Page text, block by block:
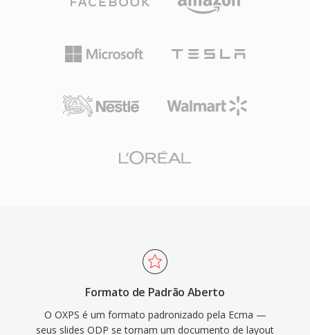
Formato de Padrão Aberto
O OXPS é um formato padronizado pela Ecma —
seus slides ODP se tornam um documento de layout